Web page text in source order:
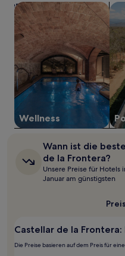
von
2 Erwachsenen
gefunden
wurde.
Preise
und
Verfügbarkeiten
können
sich
Es
können
Bedingungen
gelten.
Wellness
Suche nach
Wann
ist
die
beste
Reisezeit
Frontera?
Wann ist die
de la Frontera?
Unsere Preise für Hotels
Januar am günstigsten
Castellar de la
Die Preise basieren auf dem Preis für